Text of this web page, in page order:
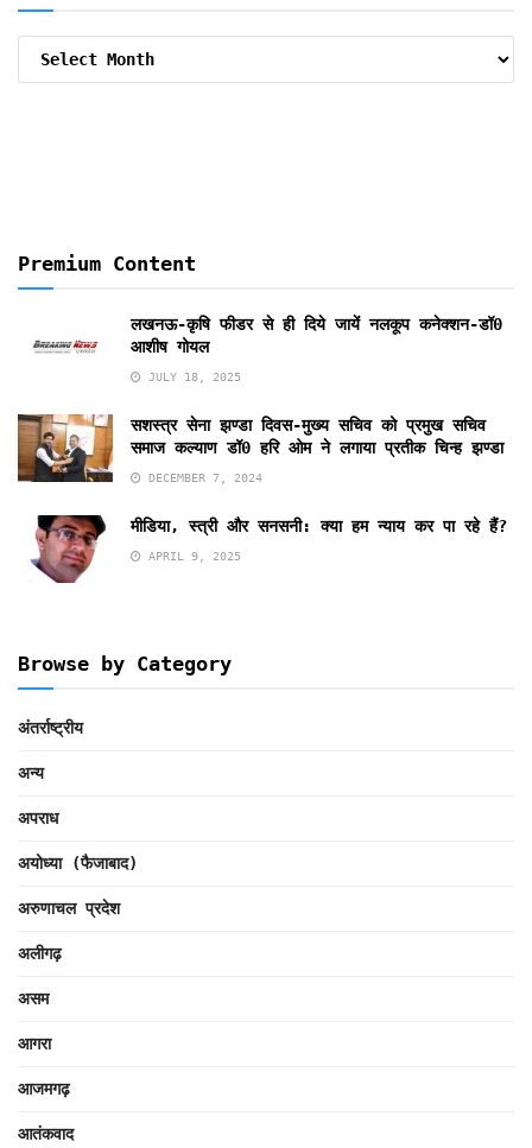
Premium Content
लखनऊ-कृषि फीडर से ही दिये जायें नलकूप कनेक्शन-डॉ0
आशीष गोयल
JULY 18, 2025
सशस्त्र सेना झण्डा दिवस-मुख्य सचिव को प्रमुख सचिव
समाज कल्याण डॉ0 हरि ओम ने लगाया प्रतीक चिन्ह झण्डा
DECEMBER 7, 2024
मीडिया, स्त्री और सनसनी: क्या हम न्याय कर पा रहे हैं?
APRIL 9, 2025
Browse by Category
अंतर्राष्ट्रीय
अन्य
अपराध
अयोध्या (फैजाबाद)
अरुणाचल प्रदेश
अलीगढ़
असम
आगरा
आजमगढ़
आतंकवाद